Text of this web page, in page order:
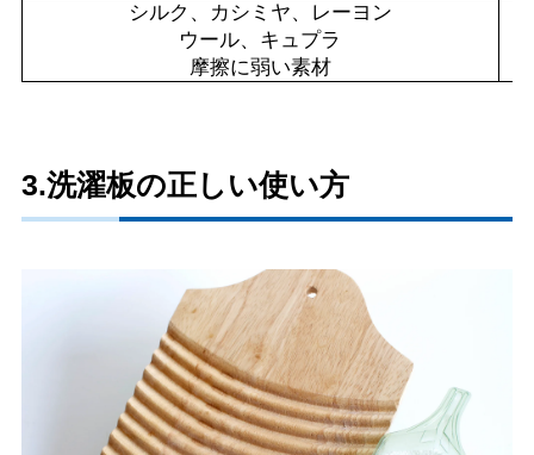
シルク、カシミヤ、レーヨン
ウール、キュプラ
摩擦に弱い素材
3.洗濯板の正しい使い方